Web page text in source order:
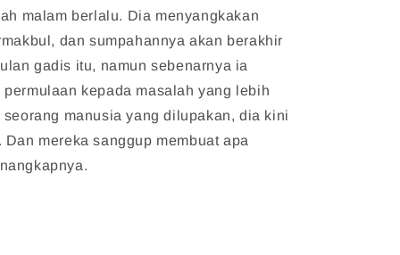
malam berlalu. Dia menyangkakan
dan sumpahannya akan berakhir
gadis itu, namun sebenarnya ia
permulaan kepada masalah yang lebih
seorang manusia yang dilupakan, dia kini
mereka sanggup membuat apa